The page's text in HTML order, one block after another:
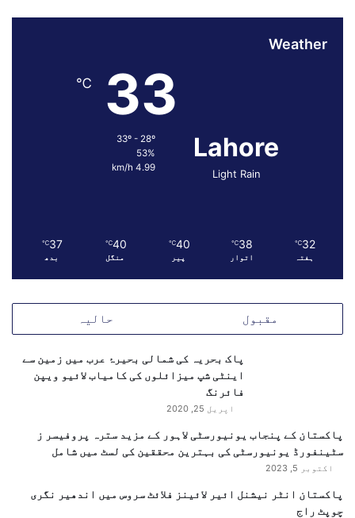
Weather
Lahore
Light Rain
33
℃
53%
4.99 km/h
32
℃
ہفتہ
38
℃
اتوار
40
℃
پیر
40
℃
منگل
37
℃
بدھ
مقبول حالیہ
پاک بحریہ کی شمالی بحیرۂ عرب میں زمین سے
اینٹی شپ میزائلوں کی کامیاب لائیو ویپن
فائرنگ
اپریل 25, 2020
پاکستان کے پنجاب یونیورسٹی لاہور کے مزید سترہ پروفیسر ز
سٹینفورڈ یونیورسٹی کی بہترین محققین کی لسٹ میں شامل
اکتوبر 5, 2023
پاکستان انٹر نیشنل ائیر لائینز فلائٹ سروس میں اندھیر نگری
چوپٹ راج